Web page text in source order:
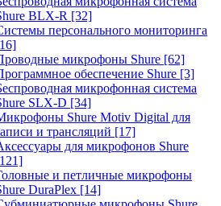
BLX-R [32]
персонального мониторинга
микрофоны Shure [62]
обеспечение Shure [3]
микрофонная система
SLX-D [34]
Shure Motiv Digital для
и трансляций [17]
для микрофонов Shure
и петличные микрофоны
DuraPlex [14]